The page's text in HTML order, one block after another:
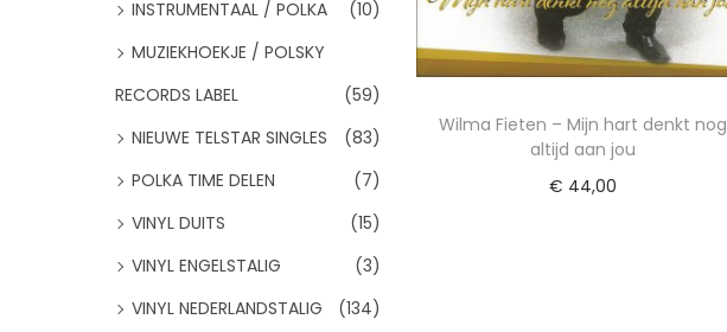
Wilma Fieten – Mijn hart denkt nog
altijd aan jou
€ 44,00
INSTRUMENTAAL / POLKA
(10)
MUZIEKHOEKJE / POLSKY
RECORDS LABEL
(59)
NIEUWE TELSTAR SINGLES
(83)
POLKA TIME DELEN
(7)
VINYL DUITS
(15)
VINYL ENGELSTALIG
(3)
VINYL NEDERLANDSTALIG
(134)